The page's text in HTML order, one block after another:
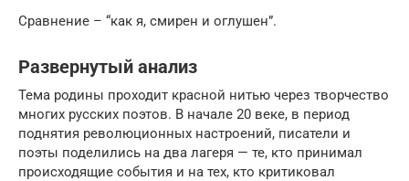
Сравнение – “как я, смирен и оглушен”.
Развернутый анализ
Тема родины проходит красной нитью через творчество
многих русских поэтов. В начале 20 веке, в период
поднятия революционных настроений, писатели и
поэты поделились на два лагеря — те, кто принимал
происходящие события и на тех, кто критиковал